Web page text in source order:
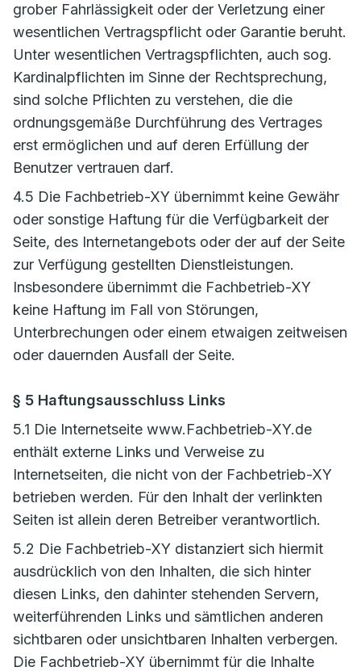
grober Fahrlässigkeit oder der Verletzung einer
wesentlichen Vertragspflicht oder Garantie beruht.
Unter wesentlichen Vertragspflichten, auch sog.
Kardinalpflichten im Sinne der Rechtsprechung,
sind solche Pflichten zu verstehen, die die
ordnungsgemäße Durchführung des Vertrages
erst ermöglichen und auf deren Erfüllung der
Benutzer vertrauen darf.
4.5 Die Fachbetrieb-XY übernimmt keine Gewähr
oder sonstige Haftung für die Verfügbarkeit der
Seite, des Internetangebots oder der auf der Seite
zur Verfügung gestellten Dienstleistungen.
Insbesondere übernimmt die Fachbetrieb-XY
keine Haftung im Fall von Störungen,
Unterbrechungen oder einem etwaigen zeitweisen
oder dauernden Ausfall der Seite.
§ 5 Haftungsausschluss Links
5.1 Die Internetseite www.Fachbetrieb-XY.de
enthält externe Links und Verweise zu
Internetseiten, die nicht von der Fachbetrieb-XY
betrieben werden. Für den Inhalt der verlinkten
Seiten ist allein deren Betreiber verantwortlich.
5.2 Die Fachbetrieb-XY distanziert sich hiermit
ausdrücklich von den Inhalten, die sich hinter
diesen Links, den dahinter stehenden Servern,
weiterführenden Links und sämtlichen anderen
sichtbaren oder unsichtbaren Inhalten verbergen.
Die Fachbetrieb-XY übernimmt für die Inhalte